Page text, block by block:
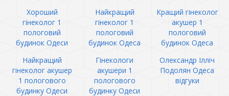
Хороший
гінеколог 1
пологовий
будинок Одеси
Найкращий
гінеколог 1
пологовий
будинок Одеса
Кращий гінеколог
акушер 1
пологовий
будинок Одеса
Найкращий
гінеколог акушер
1 пологового
будинку Одеси
Гінекологи
акушери 1
пологового
будинку Одеси
Олександр Ілліч
Подолян Одеса
відгуки